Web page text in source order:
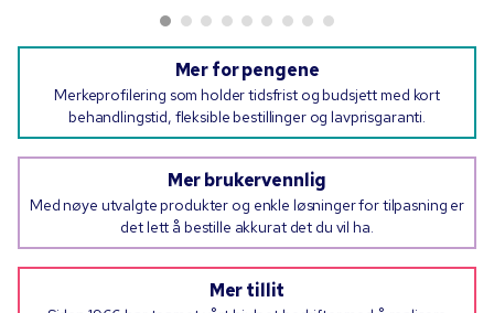
Mer for pengene
Merkeprofilering som holder tidsfrist og budsjett med kort
behandlingstid, fleksible bestillinger og lavprisgaranti.
Mer brukervennlig
Med nøye utvalgte produkter og enkle løsninger for tilpasning er
det lett å bestille akkurat det du vil ha.
Mer tillit